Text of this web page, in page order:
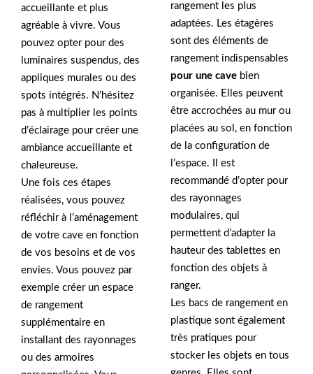
accueillante et plus
agréable à vivre. Vous
pouvez opter pour des
luminaires suspendus, des
appliques murales ou des
spots intégrés. N’hésitez
pas à multiplier les points
d’éclairage pour créer une
ambiance accueillante et
chaleureuse.
Une fois ces étapes
réalisées, vous pouvez
réfléchir à l’aménagement
de votre cave en fonction
de vos besoins et de vos
envies. Vous pouvez par
exemple créer un espace
de rangement
supplémentaire en
installant des rayonnages
ou des armoires
rangement les plus
adaptées. Les étagères
sont des éléments de
rangement indispensables
pour une cave bien
organisée. Elles peuvent
être accrochées au mur ou
placées au sol, en fonction
de la configuration de
l’espace. Il est
recommandé d’opter pour
des rayonnages
modulaires, qui
permettent d’adapter la
hauteur des tablettes en
fonction des objets à
ranger.
Les bacs de rangement en
plastique sont également
très pratiques pour
stocker les objets en tous